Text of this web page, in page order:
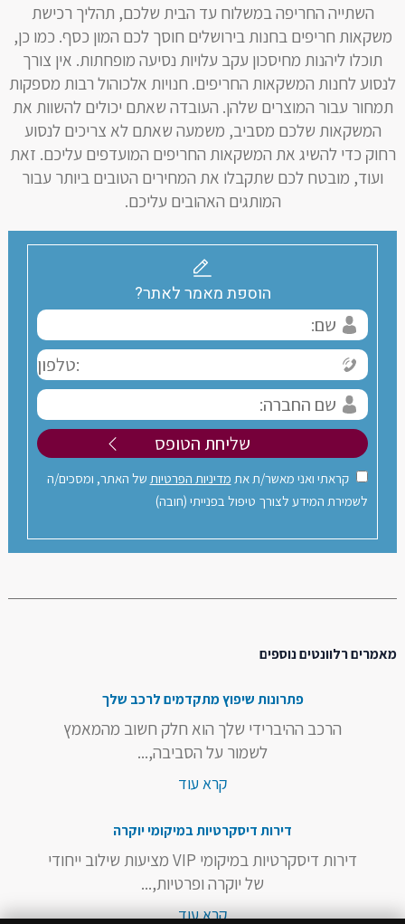
השתייה החריפה במשלוח עד הבית שלכם, תהליך רכישת
משקאות חריפים בחנות בירושלים חוסך לכם המון כסף. כמו כן,
תוכלו ליהנות מחיסכון עקב עלויות נסיעה מופחתות. אין צורך
לנסוע לחנות המשקאות החריפים. חנויות אלכוהול רבות מספקות
תמחור עבור המוצרים שלהן. העובדה שאתם יכולים להשוות את
המשקאות שלכם מסביב, משמעה שאתם לא צריכים לנסוע
רחוק כדי להשיג את המשקאות החריפים המועדפים עליכם. זאת
ועוד, מובטח לכם שתקבלו את המחירים הטובים ביותר עבור
המותגים האהובים עליכם.
הוספת מאמר לאתר?
קראתי ואני מאשר/ת את מדיניות הפרטיות של האתר, ומסכים/ה
לשמירת המידע לצורך טיפול בפנייתי (חובה)
מאמרים רלוונטים נוספים
פתרונות שיפוץ מתקדמים לרכב שלך
הרכב ההיברידי שלך הוא חלק חשוב מהמאמץ
לשמור על הסביבה,...
קרא עוד
דירות דיסקרטיות במיקומי יוקרה
דירות דיסקרטיות במיקומי VIP מציעות שילוב ייחודי
של יוקרה ופרטיות,...
קרא עוד